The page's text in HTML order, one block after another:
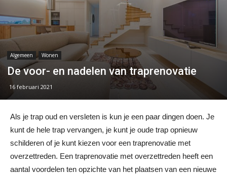
Algemeen Wonen
De voor- en nadelen van traprenovatie
16 februari 2021
Als je trap oud en versleten is kun je een paar dingen doen. Je
kunt de hele trap vervangen, je kunt je oude trap opnieuw
schilderen of je kunt kiezen voor een traprenovatie met
overzettreden. Een traprenovatie met overzettreden heeft een
aantal voordelen ten opzichte van het plaatsen van een nieuwe